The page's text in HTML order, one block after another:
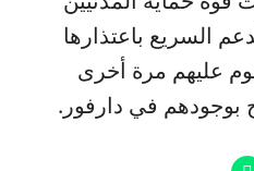
السريع باعتذارها
عليهم مرة أخرى
بوجودهم في دارفور.